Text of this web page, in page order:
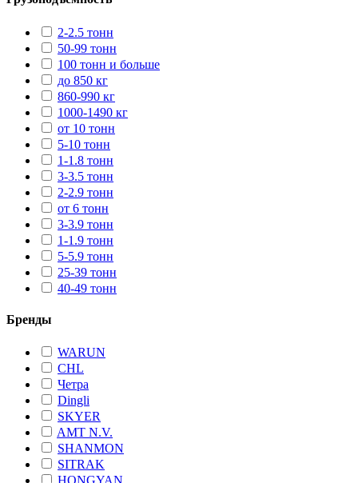
2-2.5 тонн
50-99 тонн
100 тонн и больше
до 850 кг
860-990 кг
1000-1490 кг
от 10 тонн
5-10 тонн
1-1.8 тонн
3-3.5 тонн
2-2.9 тонн
от 6 тонн
3-3.9 тонн
1-1.9 тонн
5-5.9 тонн
25-39 тонн
40-49 тонн
Бренды
WARUN
CHL
Четра
Dingli
SKYER
AMT N.V.
SHANMON
SITRAK